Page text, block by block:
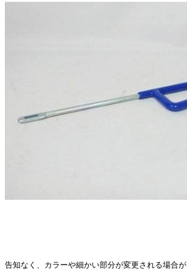
告知なく、カラーや細かい部分が変更される場合